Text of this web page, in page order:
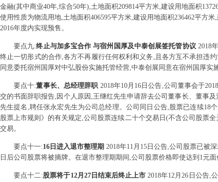
金融(其中商业40年,综合50年),土地面积209814平方米,建设用地面积
使用性质为物流用地,土地面积406595平方米,建设用地面积236462平方
2016年度内实现预售。
要点九:终止与加多宝合作 与宿州国厚及中泰创展签托管协议 2018
终止一切形式的合作,各方不再履行任何权利和义务,且各方互不承担违
同意委托宿州国厚对中弘股份实施托管经营,中泰创展同意在宿州国厚
要点十:董事长、总经理辞职 2018年10月16日公告,公司董事会于
交的书面辞职报告,因个人原因,王继红先生申请辞去公司董事长、董事
先生提名,聘任张永宏先生为公司总经理。公司同日公告,股票已连续18
股票上市规则》的有关规定,公司股票连续二十个交易日(不含公司股票
交易。
要点十一:16日进入退市整理期 2018年11月15日公告,公司股票已被
日后公司股票将被摘牌。在退市整理期期间,公司股票价格即使达到1元
要点十二:股票将于12月27日结束后终止上市2018年12月26日公告,